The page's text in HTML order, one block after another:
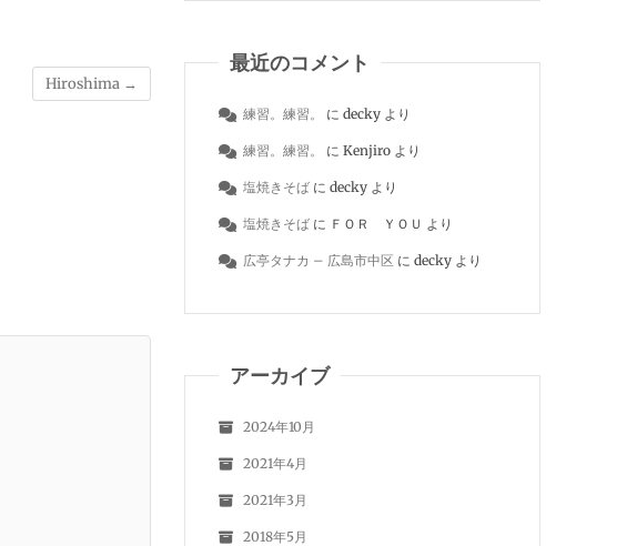
Hiroshima →
最近のコメント
練習。練習。 に decky より
練習。練習。 に Kenjiro より
塩焼きそば に decky より
塩焼きそば に ＦＯＲ ＹＯＵ より
広亭タナカ – 広島市中区 に decky より
アーカイブ
2024年10月
2021年4月
2021年3月
2018年5月